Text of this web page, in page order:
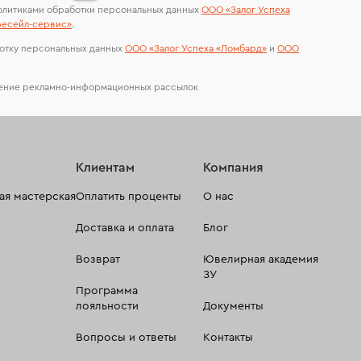
обработки персональных данных ООО «Залог Успеха
сервиc».
персональных данных ООО «Залог Успеха «Ломбард» и ООО
рекламно-информационных рассылок
мастерская
Клиентам
Оплатить проценты
Доставка и оплата
Возврат
Программа
лояльности
Вопросы и ответы
Компания
О нас
Блог
Ювелирная академия
ЗУ
Документы
Контакты